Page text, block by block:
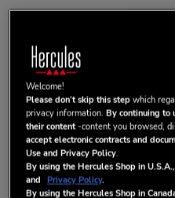
AUDIO SPLIT
Cable splitter de audio con jack
Cable para dividir la salida de
lugar de uno.
Welcome!
Please don’t skip this stepwhich
privacy information.By continuing to
their content-content you browsed,
accept electronic contracts and
Use and Privacy Policy.
By using the Hercules Shop in
and Privacy Policy.
By using the Hercules Shop in